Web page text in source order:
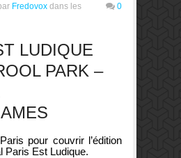
Fredovox dans les
0
LUDIQUE
PARK –
pour couvrir l’édition
Paris Est Ludique.